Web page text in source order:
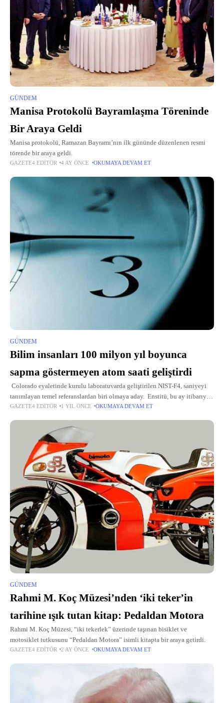
GÜNDEM
Manisa Protokolü Bayramlaşma Töreninde
Bir Araya Geldi
Manisa protokolü, Ramazan Bayramı’nın ilk gününde düzenlenen resmi
törende bir araya geldi.
GAZETE4 EDITÖR 4 AY ÖNCE OKUMAYA DEVAM ET
GÜNDEM
Bilim insanları 100 milyon yıl boyunca
sapma göstermeyen atom saati geliştirdi
Colorado eyaletinde kurulu laboratuvarda geliştirilen NIST-F4, saniyeyi
tanımlayan temel referanslardan biri olmaya aday. Enstitü, bu ay itibarıyla
saati Uluslararası Ağırlıklar ve Ölçüler Bürosu'na (BIPM) birincil frekans
GAZETE4 EDITÖR 1 YIL ÖNCE OKUMAYA DEVAM ET
GÜNDEM
Rahmi M. Koç Müzesi’nden ‘iki teker’in
tarihine ışık tutan kitap: Pedaldan Motora
Rahmi M. Koç Müzesi, “iki tekerlek” üzerinde taşınan bisiklet ve
motosiklet tutkusunu “Pedaldan Motora” isimli kitapta bir araya getirdi.
GAZETE4 EDITÖR 2 AY ÖNCE OKUMAYA DEVAM ET